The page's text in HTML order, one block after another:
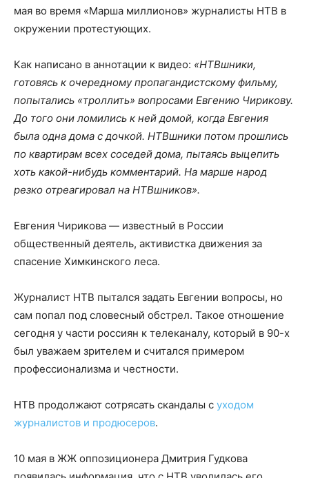
мая во время «Марша миллионов» журналисты НТВ в
окружении протестующих.
Как написано в аннотации к видео: «НТВшники,
готовясь к очередному пропагандистскому фильму,
попытались «троллить» вопросами Евгению Чирикову.
До того они ломились к ней домой, когда Евгения
была одна дома с дочкой. НТВшники потом прошлись
по квартирам всех соседей дома, пытаясь выцепить
хоть какой-нибудь комментарий. На марше народ
резко отреагировал на НТВшников».
Евгения Чирикова — известный в России
общественный деятель, активистка движения за
спасение Химкинского леса.
Журналист НТВ пытался задать Евгении вопросы, но
сам попал под словесный обстрел. Такое отношение
сегодня у части россиян к телеканалу, который в 90-х
был уважаем зрителем и считался примером
профессионализма и честности.
НТВ продолжают сотрясать скандалы с уходом
журналистов и продюсеров.
10 мая в ЖЖ оппозиционера Дмитрия Гудкова